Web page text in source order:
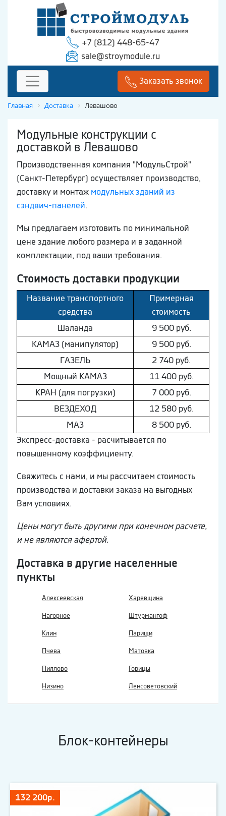
+7 (812) 448-65-47
sale@stroymodule.ru
Заказать звонок
Главная Доставка Левашово
Модульные конструкции с
доставкой в Левашово
Производственная компания "МодульСтрой"
(Санкт-Петербург) осуществляет производство,
доставку и монтаж модульных зданий из
сэндвич-панелей.
Мы предлагаем изготовить по минимальной
цене здание любого размера и в заданной
комплектации, под ваши требования.
Стоимость доставки продукции
Название транспортного
средства
Примерная
стоимость
Шaлaнда
9 500 руб.
КAМAЗ (манипулятор)
9 500 руб.
ГAЗEЛЬ
2 740 руб.
Мощный КAМAЗ
11 400 руб.
КРАН (для погрузки)
7 000 руб.
ВEЗДEХОД
12 580 руб.
МAЗ
8 500 руб.
Экспресс-доставка - расчитывается по
повышенному коэффициенту.
Свяжитесь с нами, и мы рассчитаем стоимость
производства и доставки заказа на выгодных
Вам условиях.
Цены могут быть другими при конечном расчете,
и не являются афертой.
Доставка в другие населенные
пункты
Алексеевская Харевщина
Нагорное Штурмангоф
Клин Парищи
Пчева Матовка
Пиллово Горицы
Низино Ленсоветовский
Блок-контейнеры
132 200р.